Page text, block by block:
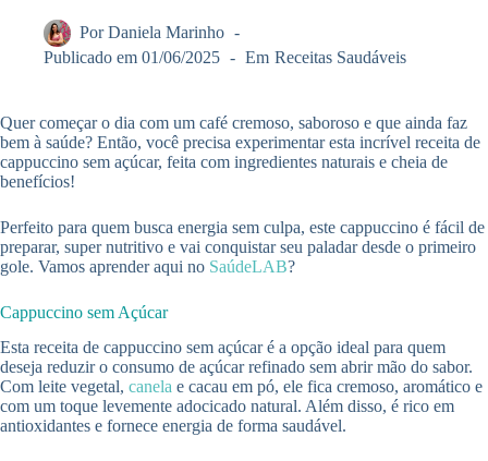
Por Daniela Marinho
Publicado em 01/06/2025 Em Receitas Saudáveis
Quer começar o dia com um café cremoso, saboroso e que ainda faz
bem à saúde? Então, você precisa experimentar esta incrível receita de
cappuccino sem açúcar, feita com ingredientes naturais e cheia de
benefícios!
Perfeito para quem busca energia sem culpa, este cappuccino é fácil de
preparar, super nutritivo e vai conquistar seu paladar desde o primeiro
gole. Vamos aprender aqui no SaúdeLAB?
Cappuccino sem Açúcar
Esta receita de cappuccino sem açúcar é a opção ideal para quem
deseja reduzir o consumo de açúcar refinado sem abrir mão do sabor.
Com leite vegetal, canela e cacau em pó, ele fica cremoso, aromático e
com um toque levemente adocicado natural. Além disso, é rico em
antioxidantes e fornece energia de forma saudável.